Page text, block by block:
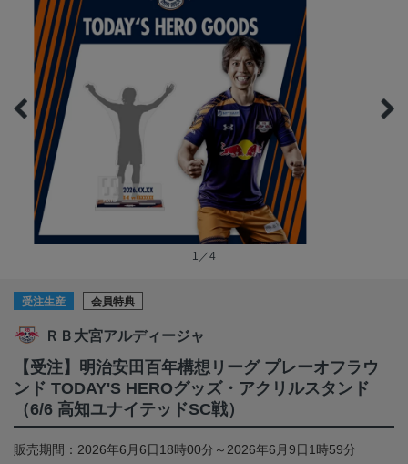
1／4
受注生産 会員特典
ＲＢ大宮アルディージャ
【受注】明治安田百年構想リーグ プレーオフラウ
ンド TODAY'S HEROグッズ・アクリルスタンド
（6/6 高知ユナイテッドSC戦）
販売期間：2026年6月6日18時00分～2026年6月9日1時59分